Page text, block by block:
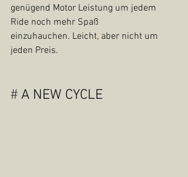
genügend Motor Leistung um jedem
Ride noch mehr Spaß
einzuhauchen. Leicht, aber nicht um
jeden Preis.
# A NEW CYCLE